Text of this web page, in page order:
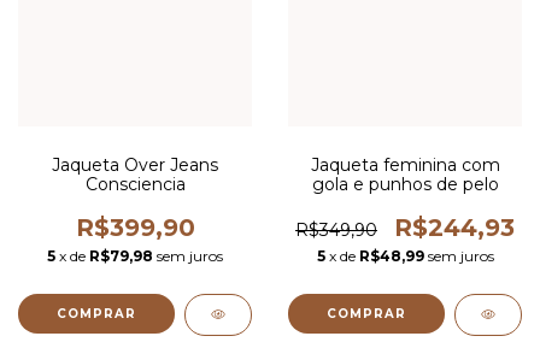
Jaqueta Over Jeans
Consciencia
R$399,90
5 x de R$79,98 sem juros
COMPRAR
Jaqueta feminina com
gola e punhos de pelo
R$349,90 R$244,93
5 x de R$48,99 sem juros
COMPRAR